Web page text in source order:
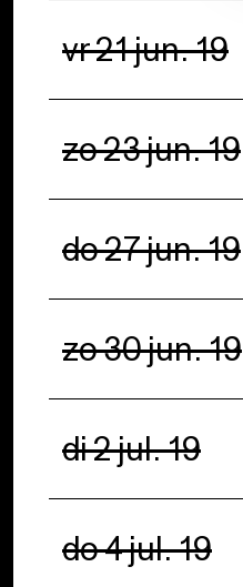
vr 21 jun. 19
zo 23 jun. 19
do 27 jun. 19
zo 30 jun. 19
di 2 jul. 19
do 4 jul. 19